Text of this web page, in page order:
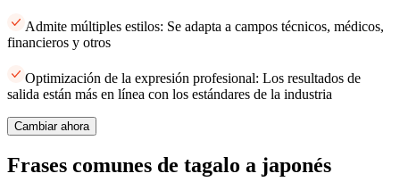
Admite múltiples estilos: Se adapta a campos técnicos, médicos,
financieros y otros
Optimización de la expresión profesional: Los resultados de
salida están más en línea con los estándares de la industria
Cambiar ahora
Frases comunes de tagalo a japonés